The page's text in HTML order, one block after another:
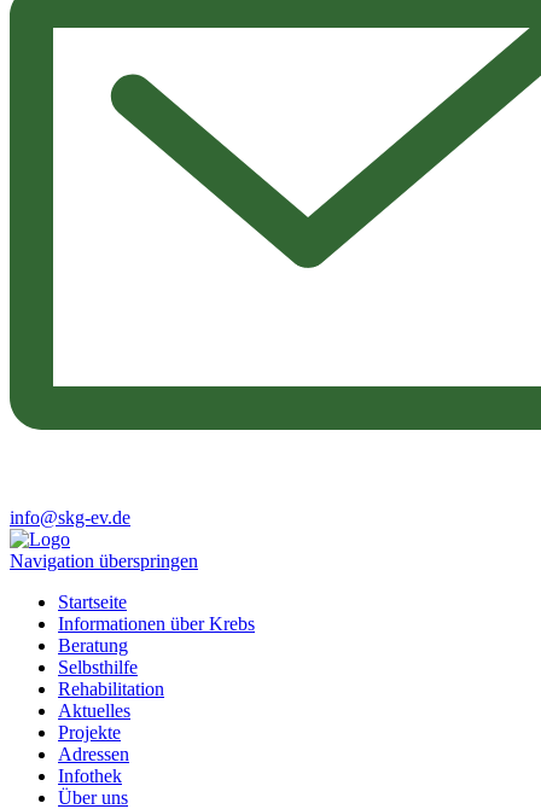
info@skg-ev.de
Navigation überspringen
Startseite
Informationen über Krebs
Beratung
Selbsthilfe
Rehabilitation
Aktuelles
Projekte
Adressen
Infothek
Über uns